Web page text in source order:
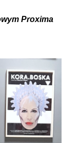
Proxima